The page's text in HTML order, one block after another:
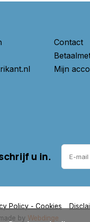
eerlijke prijs
voor u gemaakt!
Contact
Mijn
u in.
Policy - Cookies
by Webdinge